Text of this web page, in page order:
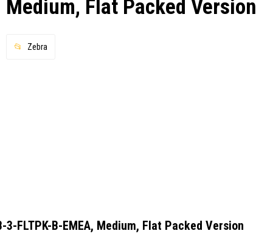
Medium, Flat Packed Version
Zebra
FLTPK-B-EMEA, Medium, Flat Packed Version